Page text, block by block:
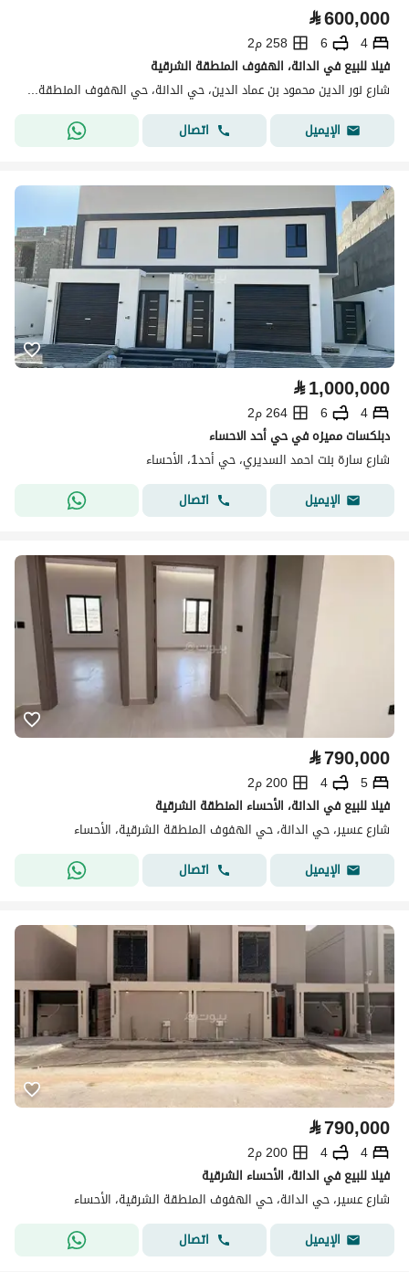
⃁600,000
4
6
258 م2
فيلا للبيع في الدانة، الهفوف المنطقة الشرقية
شارع نور الدين محمود بن عماد الدين، حي الدانة، حي الهفوف المنطقة الشرقية، الأحساء
الإيميل
اتصال
⃁1,000,000
4
6
264 م2
دبلكسات مميزه في حي أحد الاحساء
شارع سارة بنت احمد السديري، حي أحد1، الأحساء
الإيميل
اتصال
⃁790,000
5
4
200 م2
فيلا للبيع في الدانة، الأحساء المنطقة الشرقية
شارع عسير، حي الدانة، حي الهفوف المنطقة الشرقية، الأحساء
الإيميل
اتصال
⃁790,000
4
4
200 م2
فيلا للبيع في الدانة، الأحساء الشرقية
شارع عسير، حي الدانة، حي الهفوف المنطقة الشرقية، الأحساء
الإيميل
اتصال